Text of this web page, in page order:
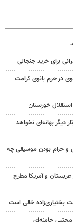
برای خرید جنجالی
در حرم بانوی کرامت
استقلال خوزستان
دیگر بهانه‌ای نخواهد
و حرام بودن موسیقی چه
عربستان و آمریکا مطرح
بختیاری‌زاده خالی است